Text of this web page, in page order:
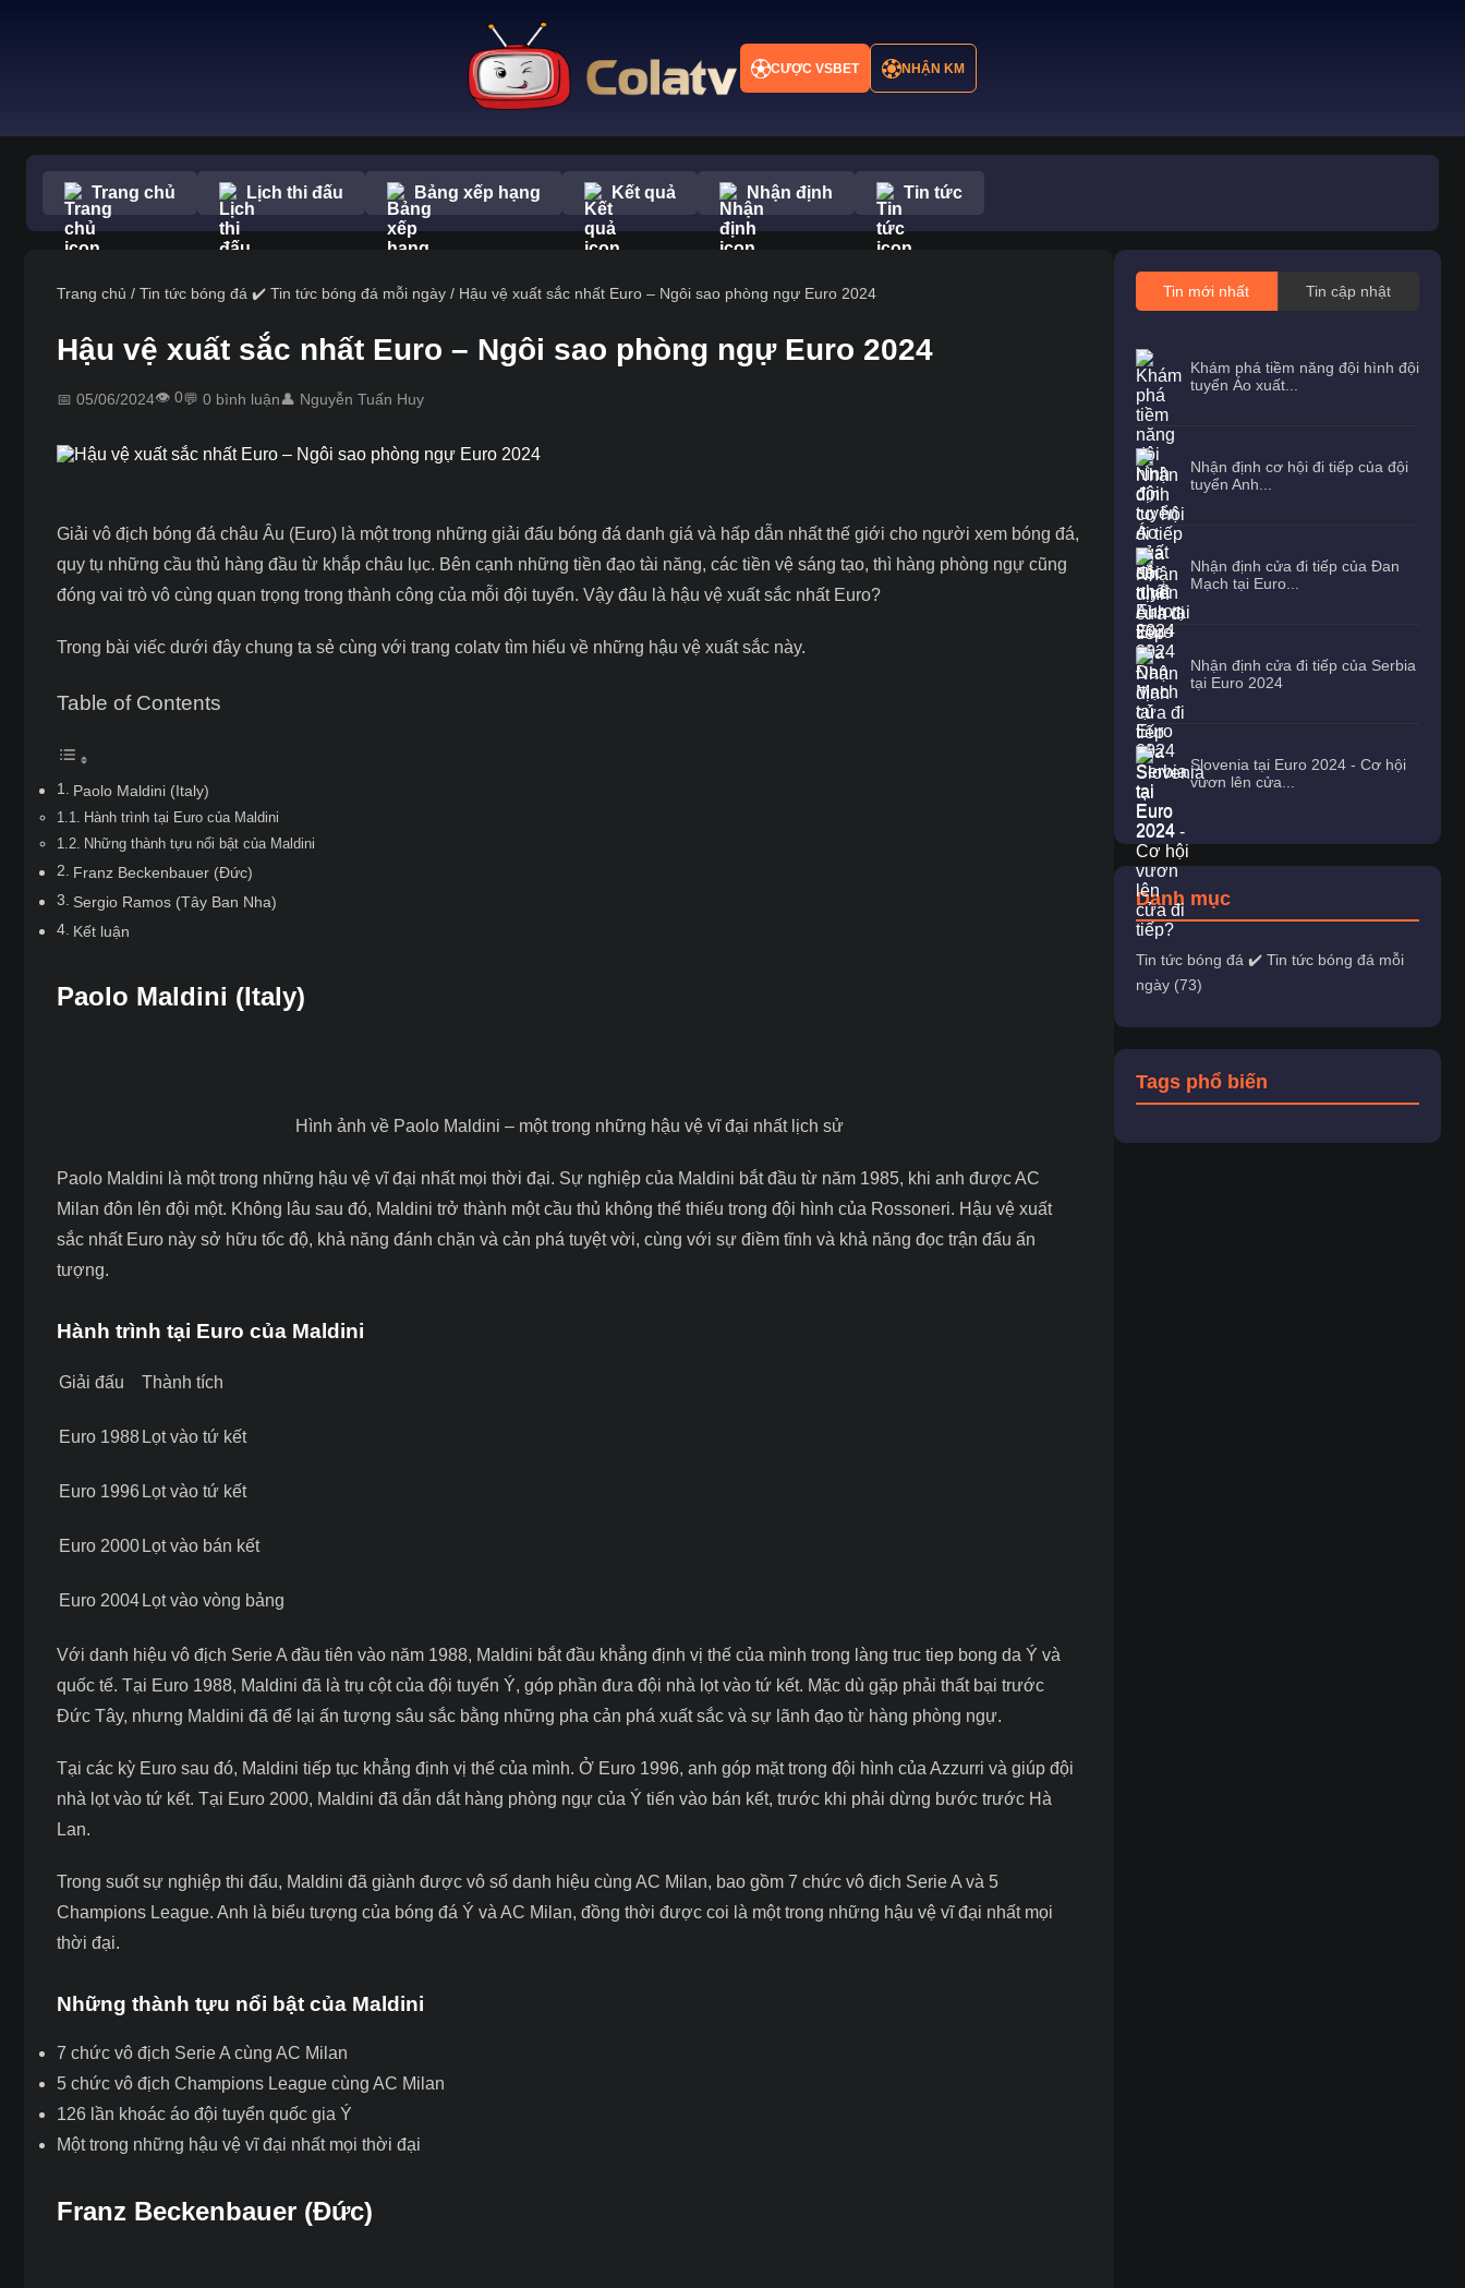
CƯỢC VSBET NHẬN KM
Trang chủ Lịch thi đấu Bảng xếp hạng Kết quả Nhận định Tin tức
Trang chủ / Tin tức bóng đá ✔️ Tin tức bóng đá mỗi ngày / Hậu vệ xuất sắc nhất Euro – Ngôi sao phòng ngự Euro 2024
Hậu vệ xuất sắc nhất Euro – Ngôi sao phòng ngự Euro 2024
📅 05/06/2024👁️ 0💬 0 bình luận👤 Nguyễn Tuấn Huy
Giải vô địch bóng đá châu Âu (Euro) là một trong những giải đấu bóng đá danh giá và hấp dẫn nhất thế giới cho người xem bóng đá,
quy tụ những cầu thủ hàng đầu từ khắp châu lục. Bên cạnh những tiền đạo tài năng, các tiền vệ sáng tạo, thì hàng phòng ngự cũng
đóng vai trò vô cùng quan trọng trong thành công của mỗi đội tuyển. Vậy đâu là hậu vệ xuất sắc nhất Euro?
Trong bài viếc dưới đây chung ta sẻ cùng với trang colatv tìm hiểu về những hậu vệ xuất sắc này.
Table of Contents
Paolo Maldini (Italy)
Hành trình tại Euro của Maldini
Những thành tựu nổi bật của Maldini
Franz Beckenbauer (Đức)
Sergio Ramos (Tây Ban Nha)
Kết luận
Paolo Maldini (Italy)
Hình ảnh về Paolo Maldini – một trong những hậu vệ vĩ đại nhất lịch sử
Paolo Maldini là một trong những hậu vệ vĩ đại nhất mọi thời đại. Sự nghiệp của Maldini bắt đầu từ năm 1985, khi anh được AC
Milan đôn lên đội một. Không lâu sau đó, Maldini trở thành một cầu thủ không thể thiếu trong đội hình của Rossoneri. Hậu vệ xuất
sắc nhất Euro này sở hữu tốc độ, khả năng đánh chặn và cản phá tuyệt vời, cùng với sự điềm tĩnh và khả năng đọc trận đấu ấn
tượng.
Hành trình tại Euro của Maldini
Giải đấu Thành tích
Euro 1988 Lọt vào tứ kết
Euro 1996 Lọt vào tứ kết
Euro 2000 Lọt vào bán kết
Euro 2004 Lọt vào vòng bảng
Với danh hiệu vô địch Serie A đầu tiên vào năm 1988, Maldini bắt đầu khẳng định vị thế của mình trong làng truc tiep bong da Ý và
quốc tế. Tại Euro 1988, Maldini đã là trụ cột của đội tuyển Ý, góp phần đưa đội nhà lọt vào tứ kết. Mặc dù gặp phải thất bại trước
Đức Tây, nhưng Maldini đã để lại ấn tượng sâu sắc bằng những pha cản phá xuất sắc và sự lãnh đạo từ hàng phòng ngự.
Tại các kỳ Euro sau đó, Maldini tiếp tục khẳng định vị thế của mình. Ở Euro 1996, anh góp mặt trong đội hình của Azzurri và giúp đội
nhà lọt vào tứ kết. Tại Euro 2000, Maldini đã dẫn dắt hàng phòng ngự của Ý tiến vào bán kết, trước khi phải dừng bước trước Hà
Lan.
Trong suốt sự nghiệp thi đấu, Maldini đã giành được vô số danh hiệu cùng AC Milan, bao gồm 7 chức vô địch Serie A và 5
Champions League. Anh là biểu tượng của bóng đá Ý và AC Milan, đồng thời được coi là một trong những hậu vệ vĩ đại nhất mọi
thời đại.
Những thành tựu nổi bật của Maldini
7 chức vô địch Serie A cùng AC Milan
5 chức vô địch Champions League cùng AC Milan
126 lần khoác áo đội tuyển quốc gia Ý
Một trong những hậu vệ vĩ đại nhất mọi thời đại
Franz Beckenbauer (Đức)
Tin mới nhất Tin cập nhật
Khám phá tiềm năng đội hình đội
tuyển Áo xuất...
Nhận định cơ hội đi tiếp của đội
tuyển Anh...
Nhận định cửa đi tiếp của Đan
Mạch tại Euro...
Nhận định cửa đi tiếp của Serbia
tại Euro 2024
Slovenia tại Euro 2024 - Cơ hội
vươn lên cửa...
Danh mục
Tin tức bóng đá ✔️ Tin tức bóng đá mỗi
ngày (73)
Tags phổ biến